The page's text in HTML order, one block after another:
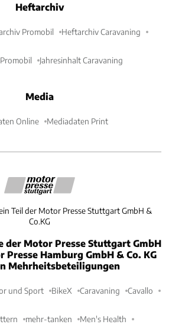
Heftarchiv
Promobil Heftarchiv Caravaning
Jahresinhalt Caravaning
Media
Online Mediadaten Print
Teil der Motor Presse Stuttgart GmbH &
Co.KG
der Motor Presse Stuttgart GmbH
Presse Hamburg GmbH & Co. KG
Mehrheitsbeteiligungen
und Sport BikeX Caravaning Cavallo
mehr-tanken Men's Health